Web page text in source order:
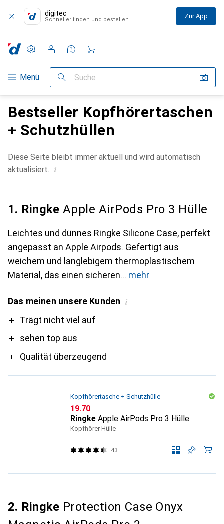
digitec
Schneller finden und bestellen Zur App
Navigation nach Kategorien
Menü Suche
Einstellungen
Kundenkonto
Vergleichslisten
Merklisten
Warenkorb
Bestseller Kopfhörertaschen
+ Schutzhüllen
Diese Seite bleibt immer aktuell und wird automatisch
aktualisiert. i
1. Ringke Apple AirPods Pro 3 Hülle
Leichtes und dünnes Ringke Silicone Case, perfekt
angepasst an Apple Airpods. Gefertigt aus
weichem und langlebigem thermoplastischem
Material, das einen sicheren
mehr
Das meinen unsere Kunden i
ProTrägt nicht viel auf
sehen top aus
Qualität überzeugend
Kopfhörertasche + Schutzhülle
CHF
19.70
Ringke Apple AirPods Pro 3 Hülle
Kopfhörer Hülle
43
2. Ringke Protection Case Onyx